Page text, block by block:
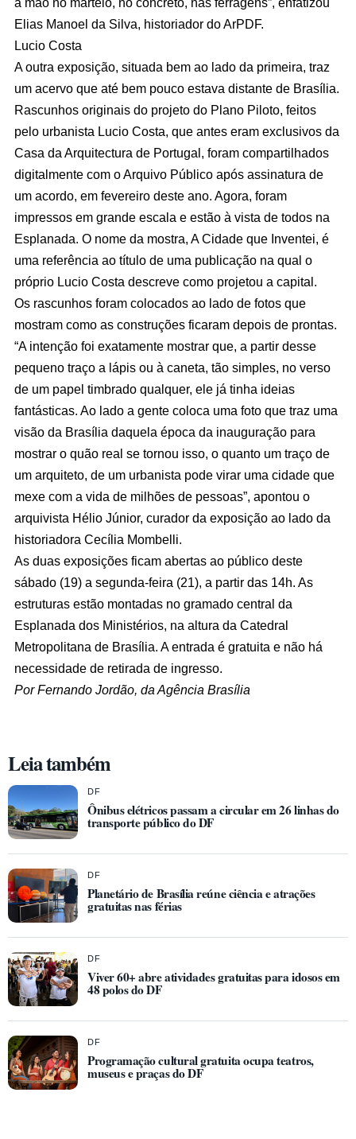
Elias Manoel da Silva, historiador do ArPDF.
Lucio Costa
A outra exposição, situada bem ao lado da primeira, traz
um acervo que até bem pouco estava distante de Brasília.
Rascunhos originais do projeto do Plano Piloto, feitos
pelo urbanista Lucio Costa, que antes eram exclusivos da
Casa da Arquitectura de Portugal, foram compartilhados
digitalmente com o Arquivo Público após assinatura de
um acordo, em fevereiro deste ano. Agora, foram
impressos em grande escala e estão à vista de todos na
Esplanada. O nome da mostra, A Cidade que Inventei, é
uma referência ao título de uma publicação na qual o
próprio Lucio Costa descreve como projetou a capital.
Os rascunhos foram colocados ao lado de fotos que
mostram como as construções ficaram depois de prontas.
“A intenção foi exatamente mostrar que, a partir desse
pequeno traço a lápis ou à caneta, tão simples, no verso
de um papel timbrado qualquer, ele já tinha ideias
fantásticas. Ao lado a gente coloca uma foto que traz uma
visão da Brasília daquela época da inauguração para
mostrar o quão real se tornou isso, o quanto um traço de
um arquiteto, de um urbanista pode virar uma cidade que
mexe com a vida de milhões de pessoas”, apontou o
arquivista Hélio Júnior, curador da exposição ao lado da
historiadora Cecília Mombelli.
As duas exposições ficam abertas ao público deste
sábado (19) a segunda-feira (21), a partir das 14h. As
estruturas estão montadas no gramado central da
Esplanada dos Ministérios, na altura da Catedral
Metropolitana de Brasília. A entrada é gratuita e não há
necessidade de retirada de ingresso.
Por Fernando Jordão, da Agência Brasília
Leia também
DF
Ônibus elétricos passam a circular em 26 linhas do
transporte público do DF
DF
Planetário de Brasília reúne ciência e atrações
gratuitas nas férias
DF
Viver 60+ abre atividades gratuitas para idosos em
48 polos do DF
DF
Programação cultural gratuita ocupa teatros,
museus e praças do DF